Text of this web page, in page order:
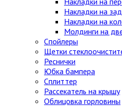
Накладки на
Накладки на
Молдинги на
Спойлеры
Щетки
Реснички
Юбка бампера
Сплиттер
Рассекатель на крышу
Облицовка горловины